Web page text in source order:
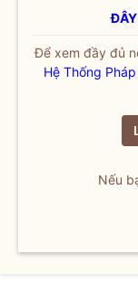
ĐÂY
Để xem đầy đủ
Hệ Thống
Nếu